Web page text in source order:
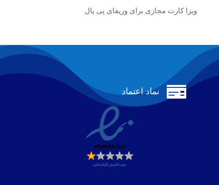
ویزا کارت مجازی برای وریفای پی پال
 نماد اعتماد